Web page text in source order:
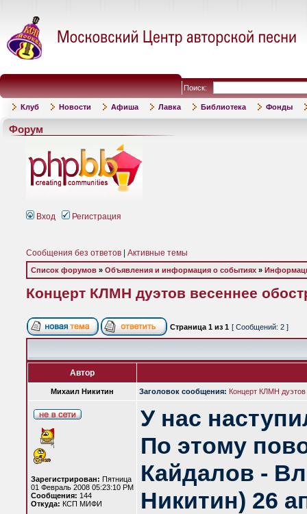
Поиск:
Клуб Новости Афиша Лавка Библиотека Фонды
Форум
Вход Регистрация
Сообщения без ответов Активные темы
Список форумов » Объявления и информация о событиях »
Концерт КЛМН дуэтов весеннее
Страница 1 из 1 [ Сообщений: 2 ]
Автор
Михаил Никитин Заголовок сообщения: Концерт КЛМН
Зарегистрирован: Пятница
01 Февраль 2008 05:23:10 PM
Сообщения: 144
Откуда: КСП МИФИ
У нас
По этому
Кайдалов -
Никитин) 26